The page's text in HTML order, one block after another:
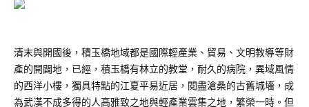
清末與開國後，積玉橋地域都是國際輕產業、貿易、文明教導等財
產的開闢地，已經，積玉橋有林立的教堂，耐久的病院，異域風情
的西洋小樓，獨具特點的江夏平易近居，閱盡滄桑的古舊城墻，成
為武漢不成多得的人高雅致之地與輕產業雲集之地，繁榮一時。但